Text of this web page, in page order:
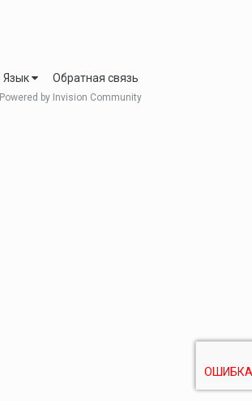
Язык Обратная связь
Powered by Invision Community